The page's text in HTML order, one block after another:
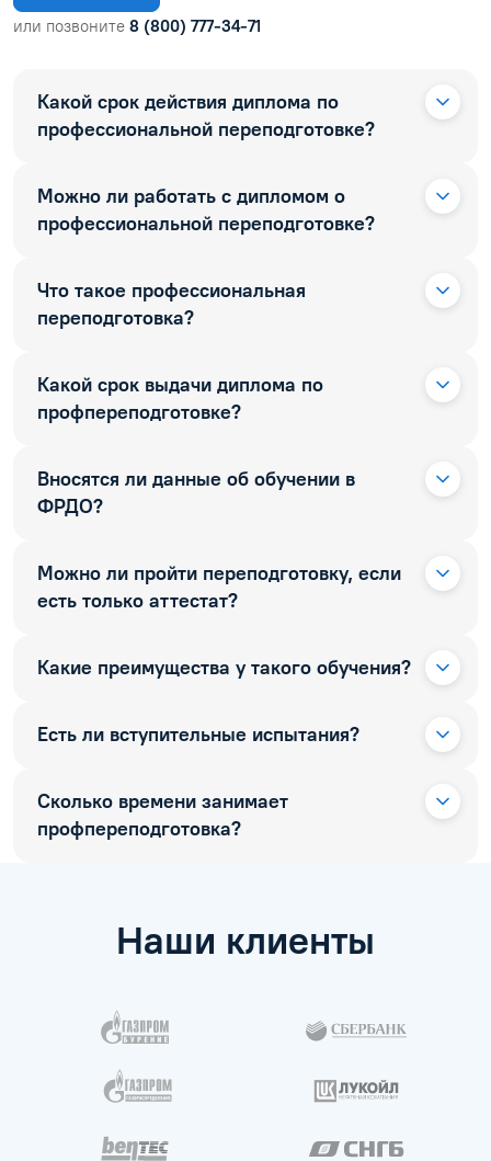
или позвоните 8 (800) 777-34-71
Какой срок действия диплома по
профессиональной переподготовке?
Можно ли работать с дипломом о
профессиональной переподготовке?
Что такое профессиональная
переподготовка?
Какой срок выдачи диплома по
профпереподготовке?
Вносятся ли данные об обучении в
ФРДО?
Можно ли пройти переподготовку, если
есть только аттестат?
Какие преимущества у такого обучения?
Есть ли вступительные испытания?
Сколько времени занимает
профпереподготовка?
Наши клиенты